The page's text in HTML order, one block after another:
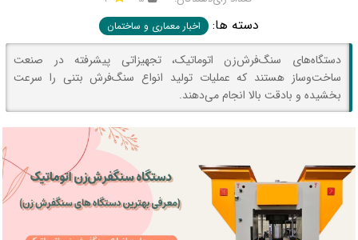
دسته ها: اخبار معماری و ساختمان
دستگاه‌های سنگ‌فرش‌زن اتوماتیک، تجهیزاتی پیشرفته در صنعت
ساخت‌وساز هستند که عملیات تولید انواع سنگ‌فرش بتنی را سرعت
بخشیده و بادقت بالا انجام می‌دهند.